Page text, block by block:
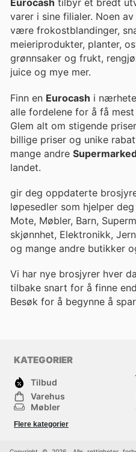
Eurocash tilbyr et bredt
varer i sine filialer. Noen
være frokostblandinger,
meieriprodukter, planter,
grønnsaker og frukt,
juice og mye mer.
Finn en Eurocash i
alle fordelene for å få
Glem alt om stigende priser og
billige priser og unike
mange andre
landet.
gir deg oppdaterte
løpesedler som hjelper
Mote, Møbler, Barn,
skjønnhet, Elektronikk,
og mange andre butikker
Vi har nye brosjyrer hver
tilbake snart for å finne
Besøk for å begynne å
KATEGORIER
Tilbud
Varehus
Møbler
Sport
Flere kategorier